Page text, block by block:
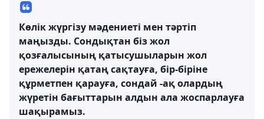
Көлік жүргізу мәдениеті мен тәртіп
маңызды. Сондықтан біз жол
қозғалысының қатысушыларын жол
ережелерін қатаң сақтауға, бір-біріне
құрметпен қарауға, сондай -ақ олардың
жүретін бағыттарын алдын ала жоспарлауға
шақырамыз.